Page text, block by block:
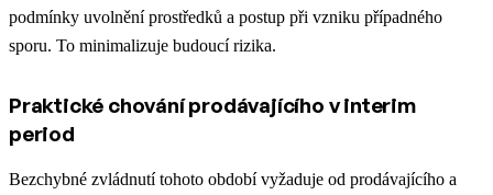
podmínky uvolnění prostředků a postup při vzniku případného
sporu. To minimalizuje budoucí rizika.
Praktické chování prodávajícího v interim
period
Bezchybné zvládnutí tohoto období vyžaduje od prodávajícího a